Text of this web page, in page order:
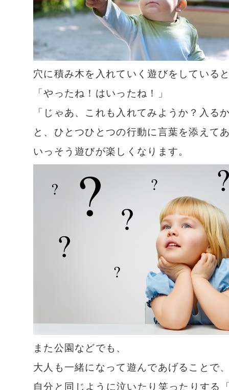
穴に積み木を入れていく遊びをしている
「やったね！はいったね！」
「じゃあ、これも入れてみようか？入る
と、ひとつひとつの行動に言葉を添えて
いっそう遊びが楽しくなります。
また公園などでも、
大人も一緒になって遊んであげることで
自分と同じように泣いたり笑ったりする